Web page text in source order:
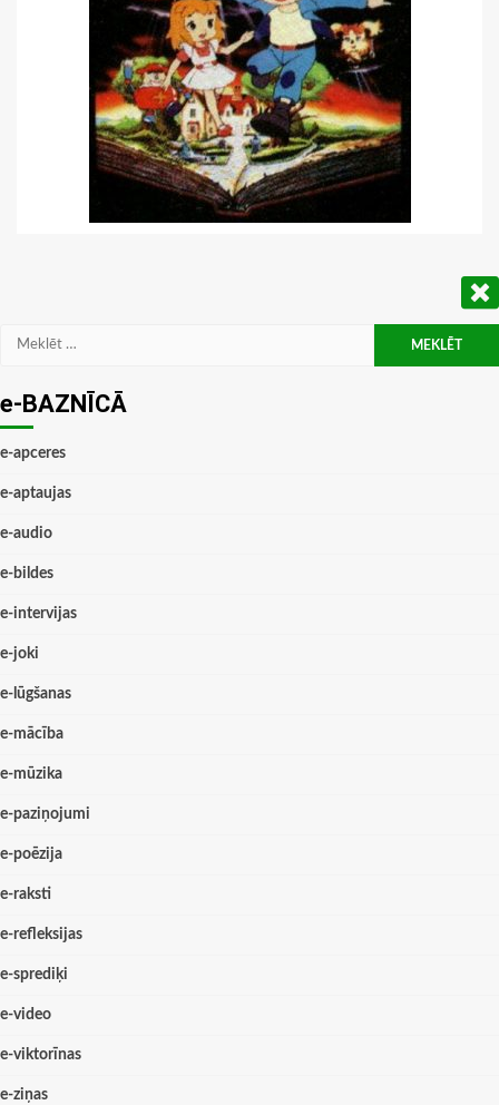
Meklēt:
e-BAZNĪCĀ
e-apceres
e-aptaujas
e-audio
e-bildes
e-intervijas
e-joki
e-lūgšanas
e-mācība
e-mūzika
e-paziņojumi
e-poēzija
e-raksti
e-refleksijas
e-sprediķi
e-video
e-viktorīnas
e-ziņas